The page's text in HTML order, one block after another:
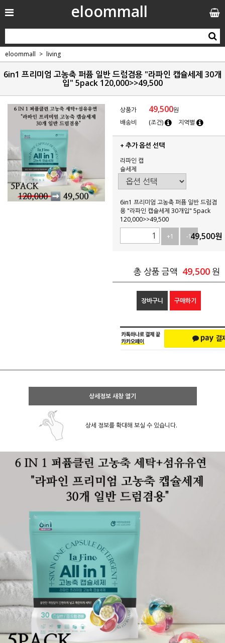
eloommall
eloommall living
6in1 프리미엄 고농축 퍼퓸 일반 드럼겸용 "라파인 캡슐세제 30개
입" 5pack 120,000>>49,500
상품가 49,500원
배송비
(조건) 지역별
+ 추가 옵션 선택
라파인 캡
슐세제
6in1 프리미엄 고농축 퍼퓸 일반 드럼겸
용 "라파인 캡슐세제 30개입" 5pack
120,000>>49,500
+1
-149,500원
총 상품 금액 49,500 원
장바구니 구매하기
상세정보 새창 열기
상세 정보를 확대해 보실 수 있습니다.